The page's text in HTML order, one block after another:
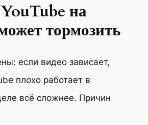
на
тормозить
если видео зависает,
плохо работает в
всё сложнее. Причин